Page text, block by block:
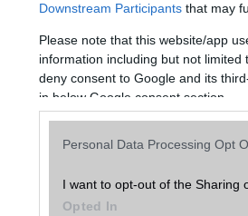
Downstream Participants that may
Please note that this website/app
information including but not
deny consent to Google and its
in below Google consent section.
Personal Data Processing Opt
I want to opt-out of the Sharing
Opted In
Olvasson tovább a legfrissebb híreink